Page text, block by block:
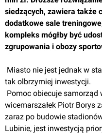
siedzących, zawiera także
dodatkowe sale
kompleks mógłby być
zgrupowania i obozy
tak olbrzymiej inwestycji.
wicemarszałek Piotr Borys
zaraz po budowie
Lubinie, jest inwestycją